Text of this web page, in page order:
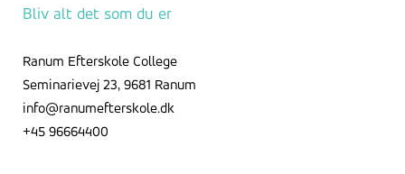
Bliv alt det som du er
Ranum Efterskole College
Seminarievej 23, 9681 Ranum
info@ranumefterskole.dk
+45 96664400